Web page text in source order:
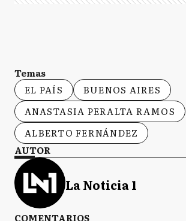
Temas
EL PAÍS
BUENOS AIRES
ANASTASIA PERALTA RAMOS
ALBERTO FERNÁNDEZ
AUTOR
La Noticia 1
COMENTARIOS